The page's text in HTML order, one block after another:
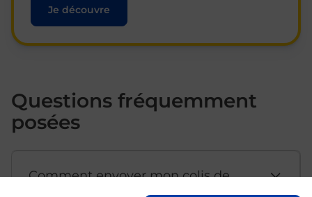
Je découvre
Questions fréquemment
posées
Comment envoyer mon colis de